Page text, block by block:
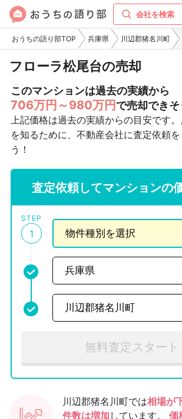
会社を検索
おうちの語り部TOP 兵庫県 川辺郡猪名川町
フローラ松尾台の売却
このマンションは過去の実績から
706万円～980万円で売却できそ
上記価格は過去の実績からの目安です
を知るために、不動産会社に査定依頼を
う！
査定依頼してマンションの
STEP
1
無料査定スタート
川辺郡猪名川町では相場が
件数は増加 しています。
価